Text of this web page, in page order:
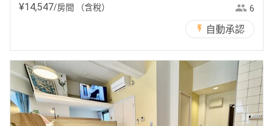
¥14,547/房間 （含稅） 6
自動承認